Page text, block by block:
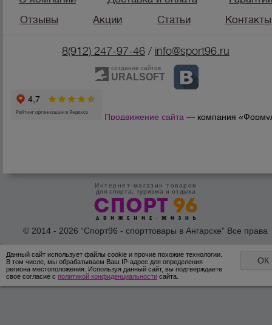
Отзывы
Акции Статьи Контакты
8(912) 247-97-46/ info@sport96.ru
создание сайтов
URALSOFT
Продвижение сайта — компания
Интернет-магазин товаров
для спорта, туризма и отдыха
© 2014 - 2026 “Спорт96 - спорттовары в Ангарске” Все права
Данный сайт использует файлы cookie и прочие похожие технологии.
В том числе, мы обрабатываем Ваш IP-адрес для определения
региона местоположения. Используя данный сайт, вы подтверждаете
свое согласие с политикой конфиденциальности сайта.
ОК